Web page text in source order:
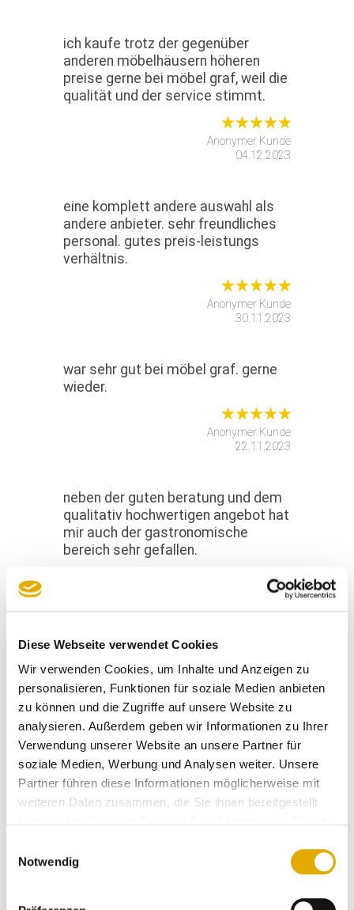
Diese Webseite verwendet Cookies
Wir verwenden Cookies, um Inhalte und Anzeigen zu
personalisieren, Funktionen für soziale Medien anbieten
zu können und die Zugriffe auf unsere Website zu
analysieren. Außerdem geben wir Informationen zu Ihrer
Verwendung unserer Website an unsere Partner für
soziale Medien, Werbung und Analysen weiter. Unsere
Partner führen diese Informationen möglicherweise mit
weiteren Daten zusammen, die Sie ihnen bereitgestellt
Notwendig
ich kaufe trotz der gegenüber
anderen möbelhäusern höheren
preise gerne bei möbel graf, weil die
qualität und der service stimmt.
Anonymer Kunde
04.12.2023
eine komplett andere auswahl als
andere anbieter. sehr freundliches
personal. gutes preis-leistungs
verhältnis.
Anonymer Kunde
30.11.2023
war sehr gut bei möbel graf. gerne
wieder.
Anonymer Kunde
22.11.2023
neben der guten beratung und dem
qualitativ hochwertigen angebot hat
mir auch der gastronomische
bereich sehr gefallen.
Anonymer Kunde
20.11.2023
wir sind rundum zufrieden von der
kaufberatung bis hin zu lieferung
und aufbau.
Anonymer Kunde
ich schätze an möbel graf seit
bisher keine langen lieferzeiten und